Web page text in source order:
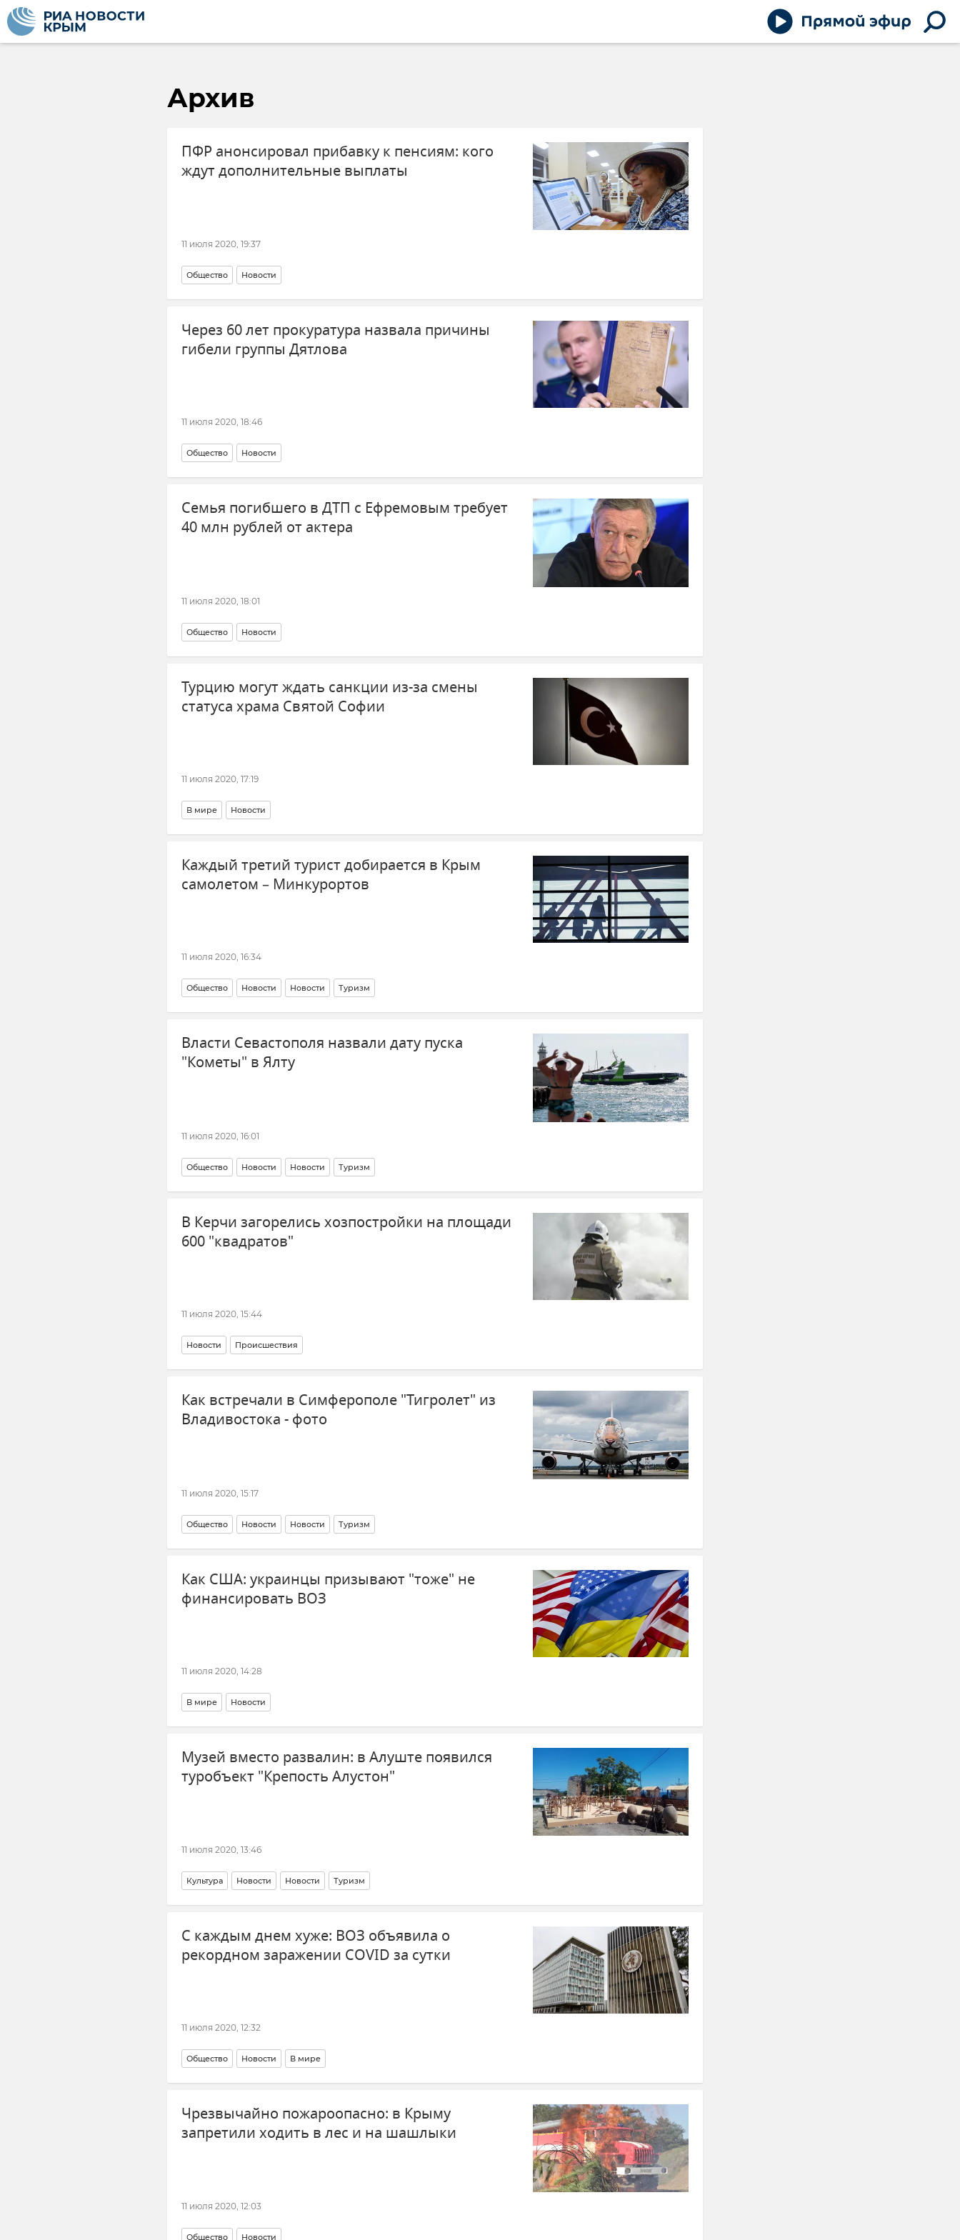
Архив
ПФР анонсировал прибавку к пенсиям: кого
ждут дополнительные выплаты
11 июля 2020, 19:37
Общество Новости
Через 60 лет прокуратура назвала причины
гибели группы Дятлова
11 июля 2020, 18:46
Общество Новости
Семья погибшего в ДТП с Ефремовым требует
40 млн рублей от актера
11 июля 2020, 18:01
Общество Новости
Турцию могут ждать санкции из-за смены
статуса храма Святой Софии
11 июля 2020, 17:19
В мире Новости
Каждый третий турист добирается в Крым
самолетом – Минкурортов
11 июля 2020, 16:34
Общество Новости Новости Туризм
Власти Севастополя назвали дату пуска
"Кометы" в Ялту
11 июля 2020, 16:01
Общество Новости Новости Туризм
В Керчи загорелись хозпостройки на площади
600 "квадратов"
11 июля 2020, 15:44
Новости Происшествия
Как встречали в Симферополе "Тигролет" из
Владивостока - фото
11 июля 2020, 15:17
Общество Новости Новости Туризм
Как США: украинцы призывают "тоже" не
финансировать ВОЗ
11 июля 2020, 14:28
В мире Новости
Музей вместо развалин: в Алуште появился
туробъект "Крепость Алустон"
11 июля 2020, 13:46
Культура Новости Новости Туризм
С каждым днем хуже: ВОЗ объявила о
рекордном заражении COVID за сутки
11 июля 2020, 12:32
Общество Новости В мире
Чрезвычайно пожароопасно: в Крыму
запретили ходить в лес и на шашлыки
11 июля 2020, 12:03
Общество Новости